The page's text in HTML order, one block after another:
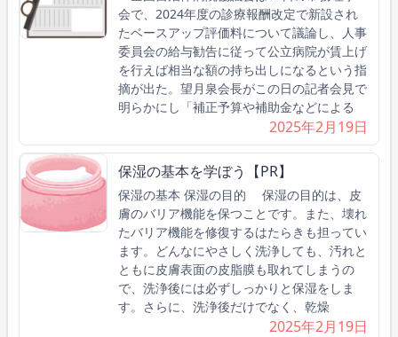
会で、2024年度の診療報酬改定で新設され
たベースアップ評価料について議論し、人事
委員会の給与勧告に従って公立病院が賃上げ
を行えば相当な額の持ち出しになるという指
摘が出た。望月泉会長がこの日の記者会見で
明らかにし「補正予算や補助金などによる
2025年2月19日
保湿の基本を学ぼう【PR】
保湿の基本 保湿の目的 保湿の目的は、皮
膚のバリア機能を保つことです。また、壊れ
たバリア機能を修復するはたらきも担ってい
ます。どんなにやさしく洗浄しても、汚れと
ともに皮膚表面の皮脂膜も取れてしまうの
で、洗浄後には必ずしっかりと保湿をしま
す。さらに、洗浄後だけでなく、乾燥
2025年2月19日